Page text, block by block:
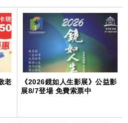
老
《2026鏡如人生影展》公益影
展8/7登場 免費索票中